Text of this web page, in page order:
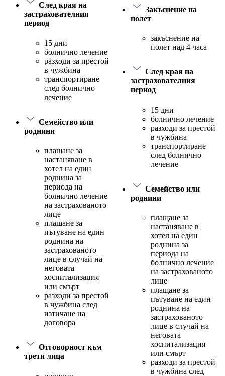
След края на
застрахователния
период
15 дни
болнично лечение
разходи за престой
в чужбина
транспортиране
след болнично
лечение
Семейство или
роднини
плащане за
настаняване в
хотел на един
роднина за
периода на
болнично лечение
на застрахованото
лице
плащане за
пътуване на един
роднина на
застрахованото
лице в случай на
неговата
хоспитализация
или смърт
разходи за престой
в чужбина след
изтичане на
договора
Отговорност към
трети лица
Закъснение на
полет
закъснение на
полет над 4 часа
След края на
застрахователния
период
15 дни
болнично лечение
разходи за престой
в чужбина
транспортиране
след болнично
лечение
Семейство или
роднини
плащане за
настаняване в
хотел на един
роднина за
периода на
болнично лечение
на застрахованото
лице
плащане за
пътуване на един
роднина на
застрахованото
лице в случай на
неговата
хоспитализация
или смърт
разходи за престой
в чужбина след